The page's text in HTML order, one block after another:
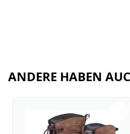
ANDERE HABEN